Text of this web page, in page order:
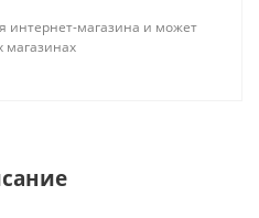
интернет-магазина и может
магазинах